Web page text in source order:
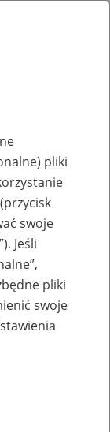
profili
pliki
swoje
Jeśli
pliki
swoje